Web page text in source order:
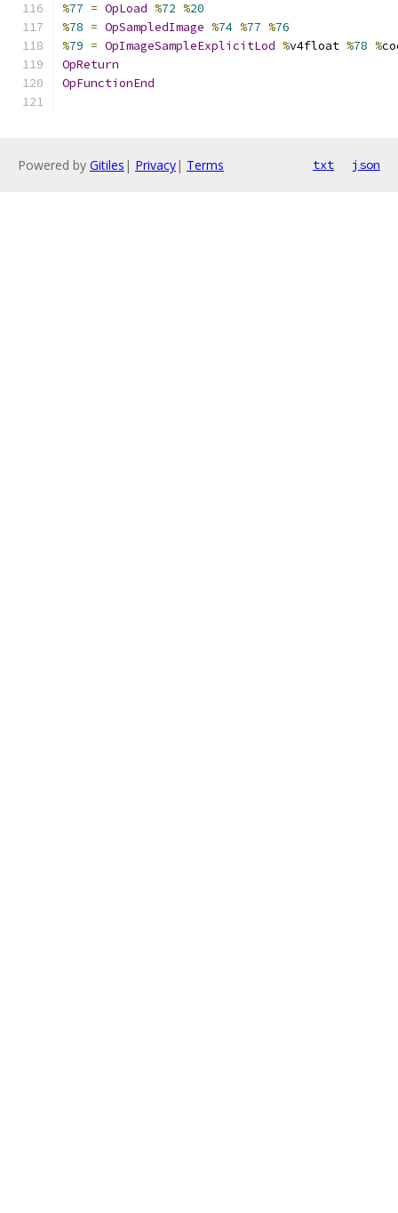
%77 = OpLoad %72 %20
%78 = OpSampledImage %74 %77 %76
%79 = OpImageSampleExplicitLod %v4float %78 %
OpReturn
OpFunctionEnd
Powered by Gitiles | Privacy| Terms txt json